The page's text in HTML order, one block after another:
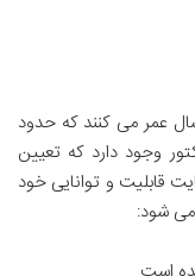
های لپ تاپ معمولاً فقط بین 2 تا 4 سال عمر می کنند که حدود
وجود دارد که تعیین
قابلیت و توانایی خود
می شود: